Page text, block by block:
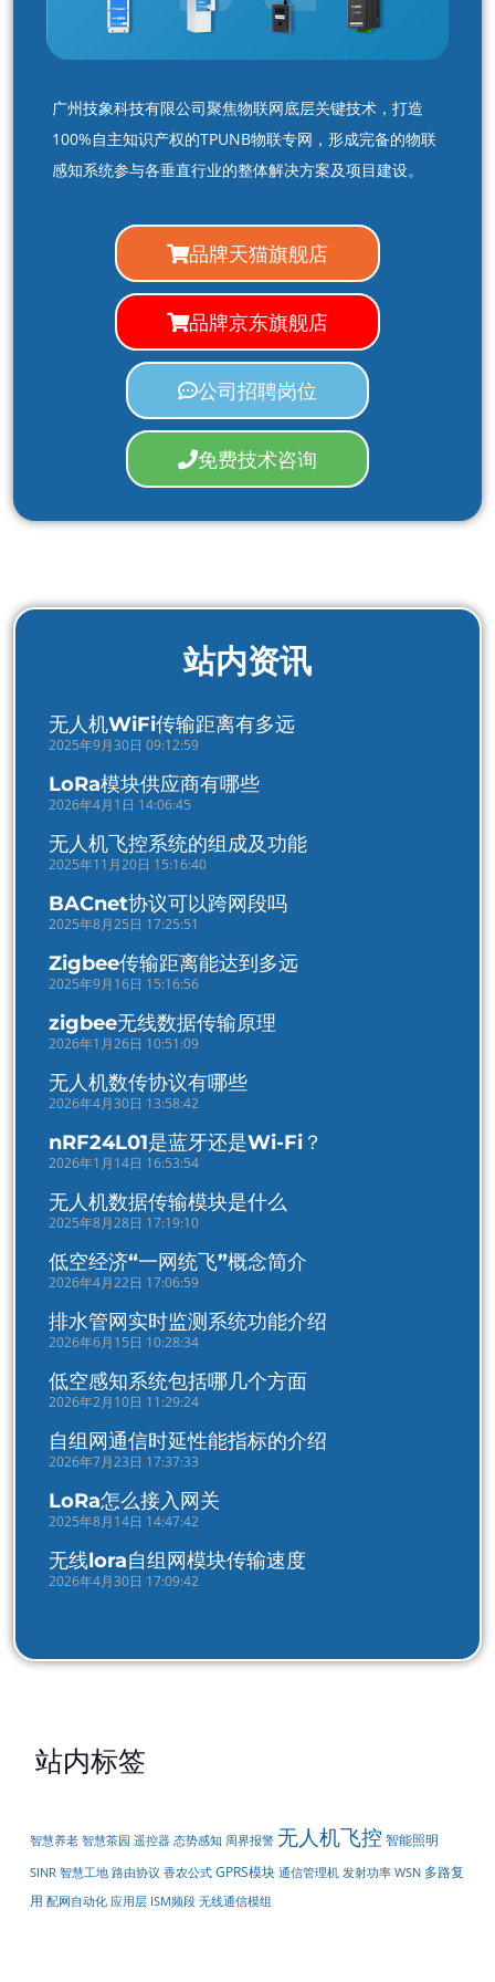
广州技象科技有限公司聚焦物联网底层关键技术，打造
100%自主知识产权的TPUNB物联专网，形成完备的物联
感知系统参与各垂直行业的整体解决方案及项目建设。
品牌天猫旗舰店
品牌京东旗舰店
公司招聘岗位
免费技术咨询
站内资讯
无人机WiFi传输距离有多远
2025年9月30日 09:12:59
LoRa模块供应商有哪些
2026年4月1日 14:06:45
无人机飞控系统的组成及功能
2025年11月20日 15:16:40
BACnet协议可以跨网段吗
2025年8月25日 17:25:51
Zigbee传输距离能达到多远
2025年9月16日 15:16:56
zigbee无线数据传输原理
2026年1月26日 10:51:09
无人机数传协议有哪些
2026年4月30日 13:58:42
nRF24L01是蓝牙还是Wi-Fi？
2026年1月14日 16:53:54
无人机数据传输模块是什么
2025年8月28日 17:19:10
低空经济“一网统飞”概念简介
2026年4月22日 17:06:59
排水管网实时监测系统功能介绍
2026年6月15日 10:28:34
低空感知系统包括哪几个方面
2026年2月10日 11:29:24
自组网通信时延性能指标的介绍
2026年7月23日 17:37:33
LoRa怎么接入网关
2025年8月14日 14:47:42
无线lora自组网模块传输速度
2026年4月30日 17:09:42
站内标签
智慧养老 智慧茶园 遥控器 态势感知 周界报警 无人机飞控 智能照明
SINR 智慧工地 路由协议 香农公式 GPRS模块 通信管理机 发射功率 WSN 多路复
用 配网自动化 应用层 ISM频段 无线通信模组